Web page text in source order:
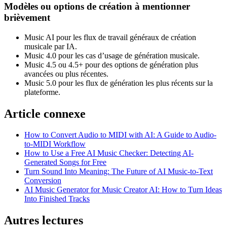
Modèles ou options de création à mentionner
brièvement
Music AI pour les flux de travail généraux de création
musicale par IA.
Music 4.0 pour les cas d’usage de génération musicale.
Music 4.5 ou 4.5+ pour des options de génération plus
avancées ou plus récentes.
Music 5.0 pour les flux de génération les plus récents sur la
plateforme.
Article connexe
How to Convert Audio to MIDI with AI: A Guide to Audio-
to-MIDI Workflow
How to Use a Free AI Music Checker: Detecting AI-
Generated Songs for Free
Turn Sound Into Meaning: The Future of AI Music-to-Text
Conversion
AI Music Generator for Music Creator AI: How to Turn Ideas
Into Finished Tracks
Autres lectures